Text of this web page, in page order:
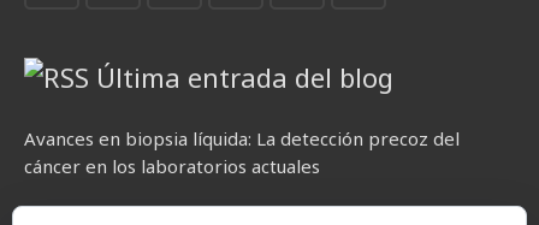
Última entrada del blog
Avances en biopsia líquida: La detección precoz del
cáncer en los laboratorios actuales